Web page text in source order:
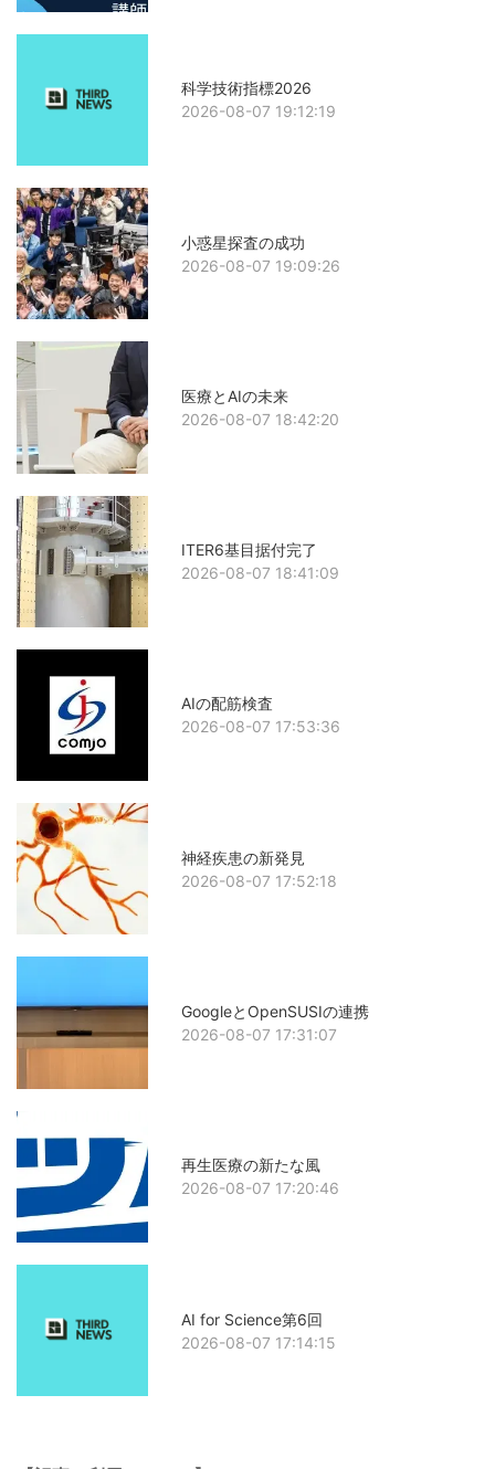
科学技術指標2026
2026-08-07 19:12:19
小惑星探査の成功
2026-08-07 19:09:26
医療とAIの未来
2026-08-07 18:42:20
ITER6基目据付完了
2026-08-07 18:41:09
AIの配筋検査
2026-08-07 17:53:36
神経疾患の新発見
2026-08-07 17:52:18
GoogleとOpenSUSIの連携
2026-08-07 17:31:07
再生医療の新たな風
2026-08-07 17:20:46
AI for Science第6回
2026-08-07 17:14:15